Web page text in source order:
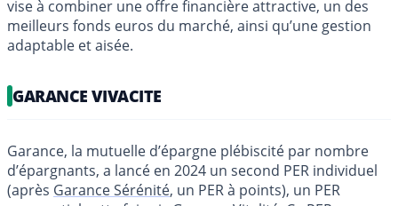
vise à combiner une offre financière attractive, un des
meilleurs fonds euros du marché, ainsi qu’une gestion
adaptable et aisée.
GARANCE VIVACITE
Garance, la mutuelle d’épargne plébiscité par nombre
d’épargnants, a lancé en 2024 un second PER individuel
(après Garance Sérénité, un PER à points), un PER